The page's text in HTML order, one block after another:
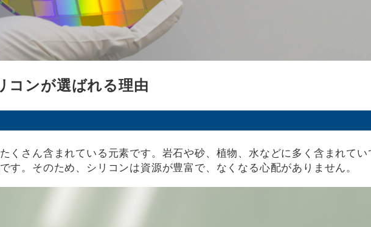
コンが選ばれる理由
くさん含まれている元素です。岩石や砂、植物、水などに多く含まれてい
す。そのため、シリコンは資源が豊富で、なくなる心配がありません。